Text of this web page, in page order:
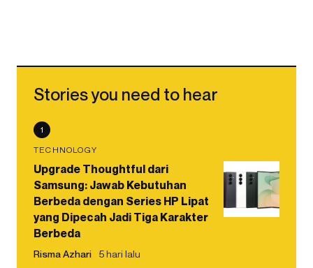
Stories you need to hear
1
TECHNOLOGY
Upgrade Thoughtful dari
Samsung: Jawab Kebutuhan
Berbeda dengan Series HP Lipat
yang Dipecah Jadi Tiga Karakter
Berbeda
Risma Azhari 5 hari lalu